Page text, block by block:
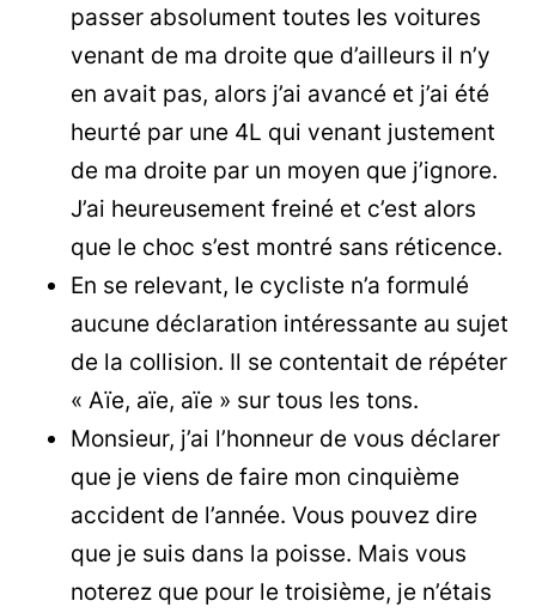
passer absolument toutes les voitures
venant de ma droite que d’ailleurs il n’y
en avait pas, alors j’ai avancé et j’ai été
heurté par une 4L qui venant justement
de ma droite par un moyen que j’ignore.
J’ai heureusement freiné et c’est alors
que le choc s’est montré sans réticence.
En se relevant, le cycliste n’a formulé
aucune déclaration intéressante au sujet
de la collision. Il se contentait de répéter
« Aïe, aïe, aïe » sur tous les tons.
Monsieur, j’ai l’honneur de vous déclarer
que je viens de faire mon cinquième
accident de l’année. Vous pouvez dire
que je suis dans la poisse. Mais vous
noterez que pour le troisième, je n’étais